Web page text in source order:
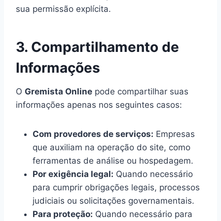
sua permissão explícita.
3. Compartilhamento de
Informações
O Gremista Online pode compartilhar suas
informações apenas nos seguintes casos:
Com provedores de serviços: Empresas
que auxiliam na operação do site, como
ferramentas de análise ou hospedagem.
Por exigência legal: Quando necessário
para cumprir obrigações legais, processos
judiciais ou solicitações governamentais.
Para proteção: Quando necessário para